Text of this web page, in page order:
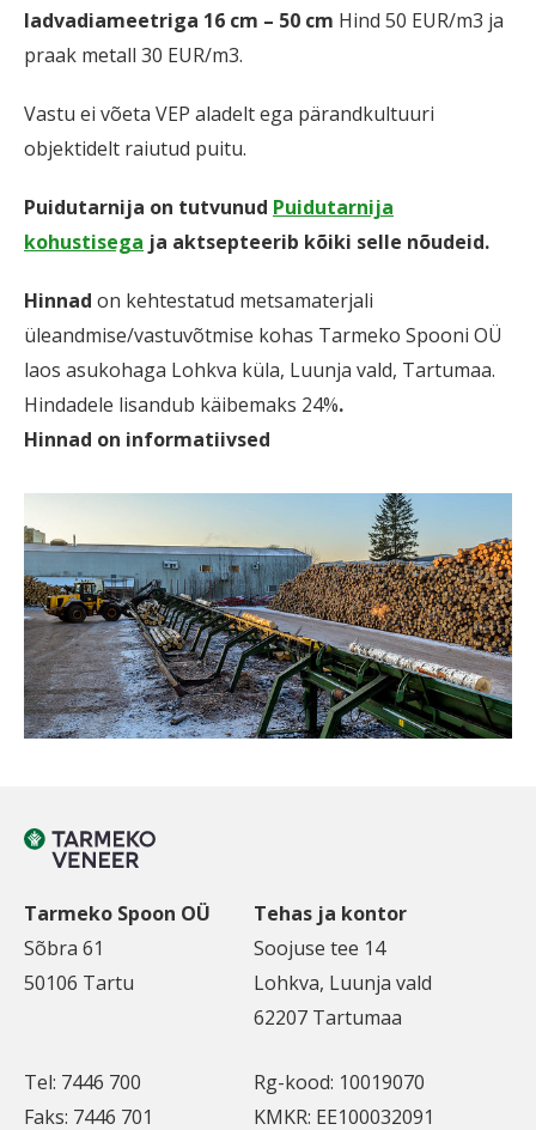
ladvadiameetriga 16 cm – 50 cm Hind 50 EUR/m3 ja
praak metall 30 EUR/m3.
Vastu ei võeta VEP aladelt ega pärandkultuuri
objektidelt raiutud puitu.
Puidutarnija on tutvunud Puidutarnija
kohustisega ja aktsepteerib kõiki selle nõudeid.
Hinnad on kehtestatud metsamaterjali
üleandmise/vastuvõtmise kohas Tarmeko Spooni OÜ
laos asukohaga Lohkva küla, Luunja vald, Tartumaa.
Hindadele lisandub käibemaks 24%.
Hinnad on informatiivsed
Tarmeko Spoon OÜ
Sõbra 61
50106 Tartu
Tehas ja kontor
Soojuse tee 14
Lohkva, Luunja vald
62207 Tartumaa
Tel: 7446 700
Faks: 7446 701
Rg-kood: 10019070
KMKR: EE100032091